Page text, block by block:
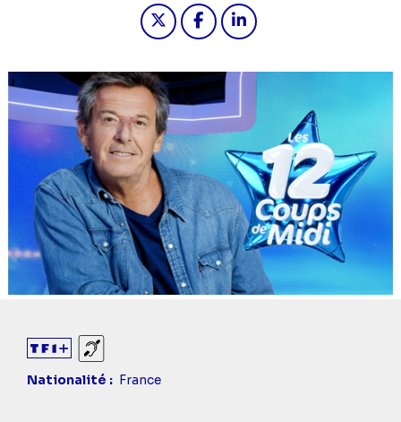
Partager "2026-05-20 11:50 - Les
Partager "2026-05-20 11:50
Sourds et malentendants
Nationalité
France